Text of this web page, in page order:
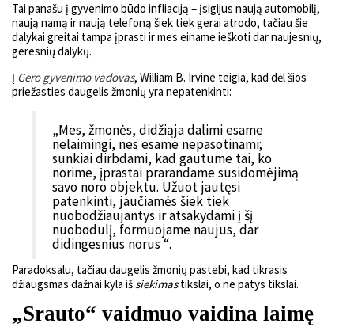
Tai panašu į gyvenimo būdo infliaciją – įsigijus naują automobilį,
naują namą ir naują telefoną šiek tiek gerai atrodo, tačiau šie
dalykai greitai tampa įprasti ir mes einame ieškoti dar naujesnių,
geresnių dalykų.
Į Gero gyvenimo vadovas, William B. Irvine teigia, kad dėl šios
priežasties daugelis žmonių yra nepatenkinti:
„Mes, žmonės, didžiąja dalimi esame
nelaimingi, nes esame nepasotinami;
sunkiai dirbdami, kad gautume tai, ko
norime, įprastai prarandame susidomėjimą
savo noro objektu. Užuot jautęsi
patenkinti, jaučiamės šiek tiek
nuobodžiaujantys ir atsakydami į šį
nuobodulį, formuojame naujus, dar
didingesnius norus “.
Paradoksalu, tačiau daugelis žmonių pastebi, kad tikrasis
džiaugsmas dažnai kyla išsiekimastikslai, o ne patys tikslai.
„Srauto“ vaidmuo vaidina laimę